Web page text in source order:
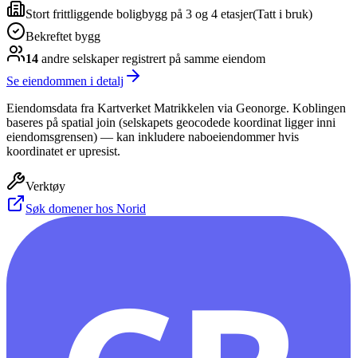
Stort frittliggende boligbygg på 3 og 4 etasjer(Tatt i bruk)
Bekreftet bygg
14 andre selskaperregistrert på samme eiendom
Se eiendommen i detalj
Eiendomsdata fra Kartverket Matrikkelen via Geonorge. Koblingen
baseres på spatial join (selskapets geocodede koordinat ligger inni
eiendomsgrensen) — kan inkludere naboeiendommer hvis
koordinatet er upresist.
Verktøy
Søk domener hos Norid